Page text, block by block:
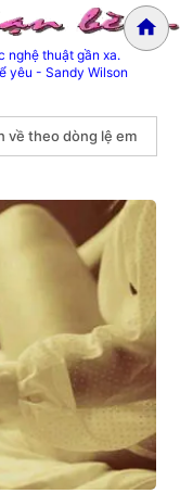
nghệ thuật gần xa.
yêu - Sandy Wilson
về theo dòng lệ em